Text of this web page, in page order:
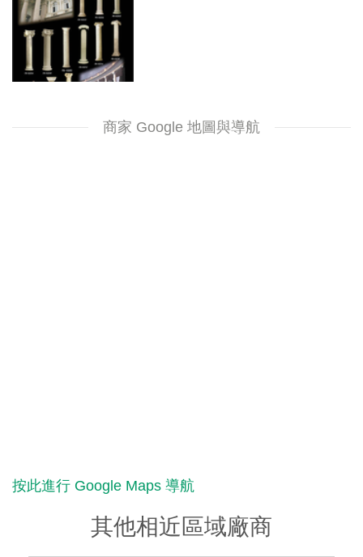
商家 Google 地圖與導航
按此進行 Google Maps 導航
其他相近區域廠商